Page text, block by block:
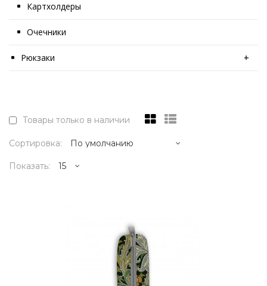
Картхолдеры
Очечники
Рюкзаки +
Товары только в наличии
Сортировка:
Показать: